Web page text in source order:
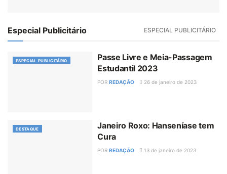
Especial Publicitário ESPECIAL PUBLICITÁRIO
ESPECIAL PUBLICITÁRIO
Passe Livre e Meia-Passagem
Estudantil 2023
POR REDAÇÃO 26 de janeiro de 2023
DESTAQUE
Janeiro Roxo: Hanseníase tem
Cura
POR REDAÇÃO 13 de janeiro de 2023